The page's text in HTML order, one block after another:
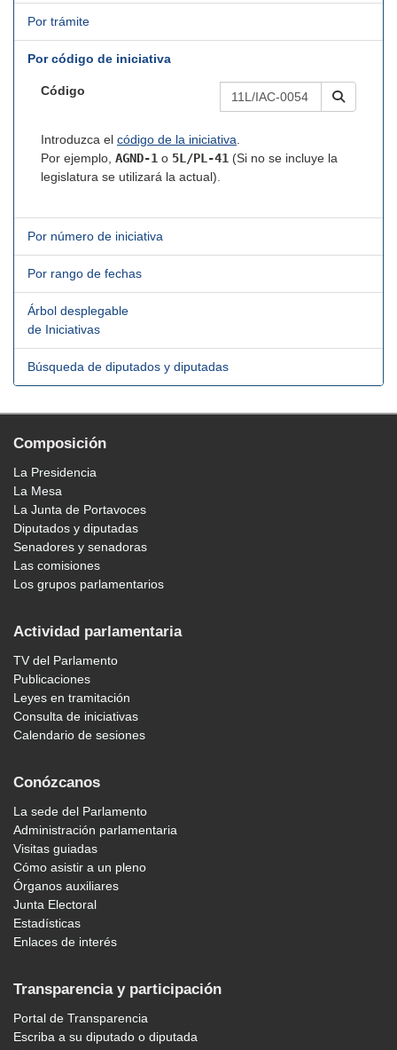
Por trámite
Por código de iniciativa
Código
Introduzca el código de la iniciativa.
Por ejemplo, AGND-1 o 5L/PL-41 (Si no se incluye la
legislatura se utilizará la actual).
Por número de iniciativa
Por rango de fechas
Árbol desplegable
de Iniciativas
Búsqueda de diputados y diputadas
Composición
La Presidencia
La Mesa
La Junta de Portavoces
Diputados y diputadas
Senadores y senadoras
Las comisiones
Los grupos parlamentarios
Actividad parlamentaria
TV del Parlamento
Publicaciones
Leyes en tramitación
Consulta de iniciativas
Calendario de sesiones
Conózcanos
La sede del Parlamento
Administración parlamentaria
Visitas guiadas
Cómo asistir a un pleno
Órganos auxiliares
Junta Electoral
Estadísticas
Enlaces de interés
Transparencia y participación
Portal de Transparencia
Escriba a su diputado o diputada